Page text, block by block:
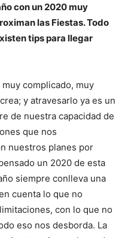
con un 2020 muy
las Fiestas. Todo
tips para llegar
complicado, muy
y atravesarlo ya es un
de nuestra capacidad de
que nos
nuestros planes por
un 2020 de esta
siempre conlleva una
cuenta lo que no
con lo que no
eso nos desborda. La